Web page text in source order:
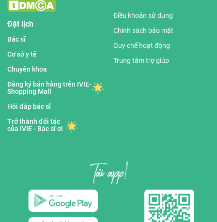
Đặt lịch
Bác sĩ
Cơ sở y tế
Chuyên khoa
Đăng ký bán hàng trên IVIE-
Shopping Mall
Hỏi đáp bác sĩ
Trở thành đối tác
của IVIE - Bác sĩ ơi
Điều khoản sử dụng
Chính sách bảo mật
Quy chế hoạt động
Trung tâm trợ giúp